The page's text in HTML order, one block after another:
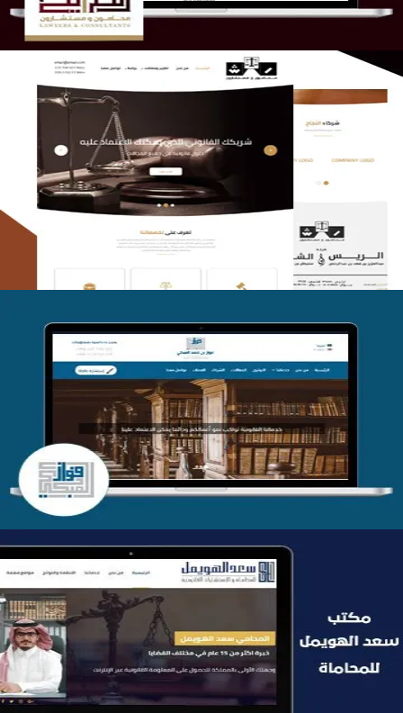
الريس والشعلان للمحاماة
التفاصيل
موقع فواز المبكي للمحاماة
التفاصيل
موقع سعد الهويمل للمحاماة
التفاصيل